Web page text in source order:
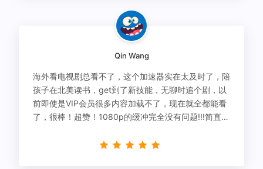
Qin Wang
海外看电视剧总看不了，这个加速器实在太及时了，陪
孩子在北美读书，get到了新技能，无聊时追个剧，以
前即使是VIP会员很多内容加载不了，现在就全都能看
了，很棒！超赞！1080p的缓冲完全没有问题!!!简直救